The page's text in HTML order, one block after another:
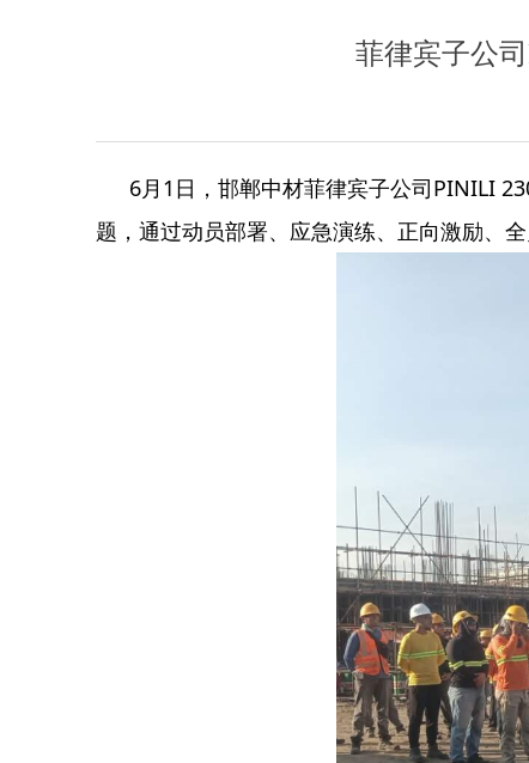
菲律宾子公
6月1日，邯郸中材菲律宾子公司PINILI
题，通过动员部署、应急演练、正向激励、